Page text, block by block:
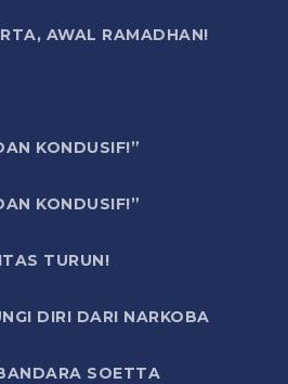
AWAL RAMADHAN!
KONDUSIF!”
KONDUSIF!”
TURUN!
DIRI DARI NARKOBA
SOETTA